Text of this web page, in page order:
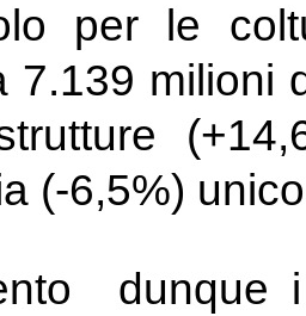
per le
7.139 milioni
(-6,5%)
dunque